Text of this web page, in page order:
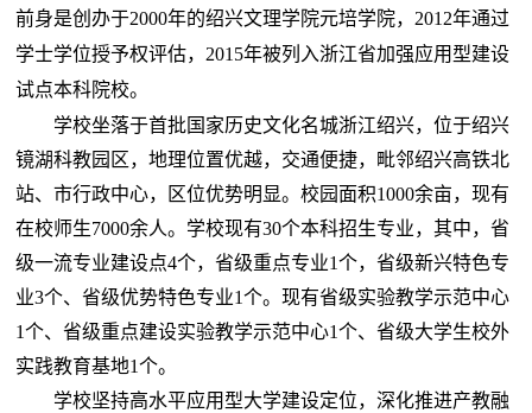
前身是创办于2000年的绍兴文理学院元培学院， 2012年通过
学士学位授予权评估，2015年被列入浙江省加强应用型建设
试点本科院校。
学校坐落于首批国家历史文化名城浙江绍兴，位于绍兴
镜湖科教园区，地理位置优越，交通便捷，毗邻绍兴高铁北
站、市行政中心，区位优势明显。校园面积1000余亩，现有
在校师生7000余人。学校现有30个本科招生专业，其中，省
级一流专业建设点4个，省级重点专业1个，省级新兴特色专
业3个、省级优势特色专业1个。现有省级实验教学示范中心
1个、省级重点建设实验教学示范中心1个、省级大学生校外
实践教育基地1个。
学校坚持高水平应用型大学建设定位，深化推进产教融